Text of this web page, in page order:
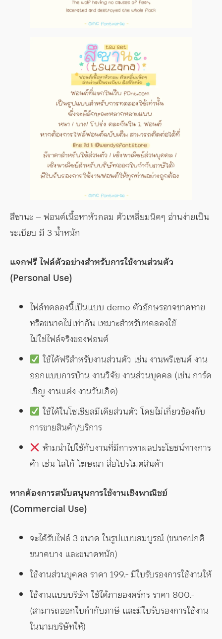
สึซานะ – ฟอนต์เนื้อหาหัวกลม ตัวเหลี่ยมนิดๆ อ่านง่ายเป็น
ระเบียบ มี 3 น้ำหนัก
แจกฟรี ไฟล์ตัวอย่างสำหรับการใช้งานส่วนตัว
(Personal Use)
ไฟล์ทดลองนี้เป็นแบบ demo ตัวอักษรอาจขาดหาย
หรือขนาดไม่เท่ากัน เหมาะสำหรับทดลองใช้
ไม่ใช่ไฟล์จริงของฟอนต์
ใช้ได้ฟรีสำหรับงานส่วนตัว เช่น งานพรีเซนต์ งาน
ออกแบบการบ้าน งานวิจัย งานส่วนบุคคล (เช่น การ์ด
เชิญ งานแต่ง งานวันเกิด)
ใช้ได้ในโซเชียลมีเดียส่วนตัว โดยไม่เกี่ยวข้องกับ
การขายสินค้า/บริการ
ห้ามนำไปใช้กับงานที่มีการหาผลประโยชน์ทางการ
ค้า เช่น โลโก้ โฆษณา สื่อโปรโมตสินค้า
หากต้องการสนับสนุนการใช้งานเชิงพาณิชย์
(Commercial Use)
จะได้รับไฟล์ 3 ขนาด ในรูปแบบสมบูรณ์ (ขนาดปกติ
ขนาดบาง และขนาดหนัก)
ใช้งานส่วนบุคคล ราคา 199.- มีใบรับรองการใช้งานให้
ใช้งานแบบบริษัท ใช้ได้ภายองคร์กร ราคา 800.-
(สามารถออกใบกำกับภาษี และมีใบรับรองการใช้งาน
ในนามบริษัทให้)